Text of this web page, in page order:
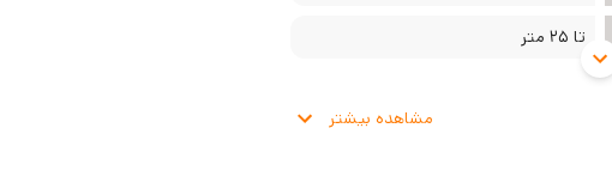
تا 25 متر
مشاهده بیشتر